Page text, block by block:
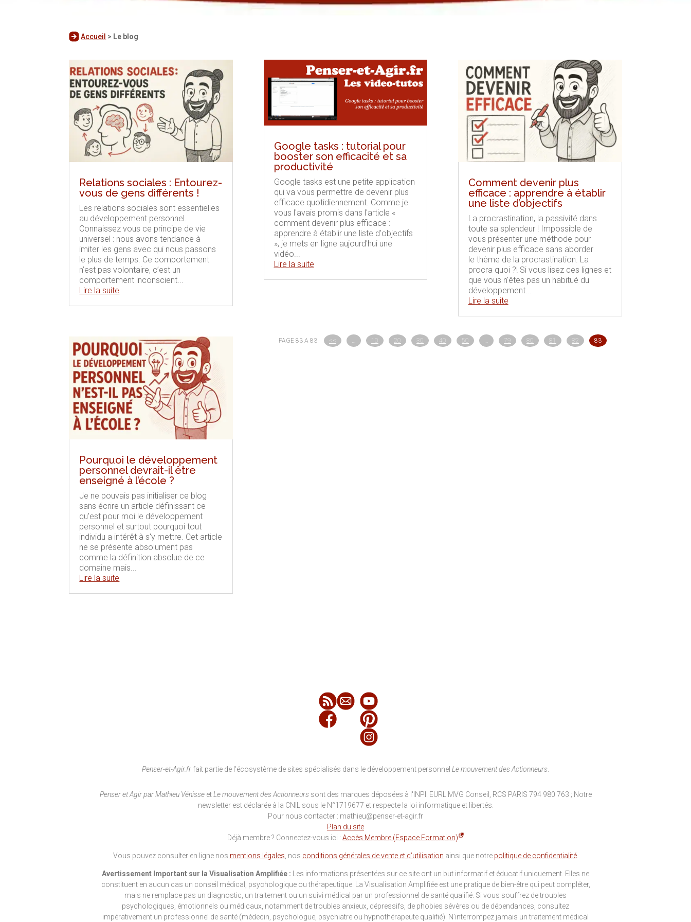
Accueil > Le blog
Relations sociales : Entourez-
vous de gens différents !
Les relations sociales sont essentielles
au développement personnel.
Connaissez vous ce principe de vie
universel : nous avons tendance à
imiter les gens avec qui nous passons
le plus de temps. Ce comportement
n’est pas volontaire, c’est un
comportement inconscient...
Lire la suite
Pourquoi le développement
personnel devrait-il être
enseigné à l’école ?
Je ne pouvais pas initialiser ce blog
sans écrire un article définissant ce
qu'est pour moi le développement
personnel et surtout pourquoi tout
individu a intérêt à s'y mettre. Cet article
ne se présente absolument pas
comme la définition absolue de ce
domaine mais...
Lire la suite
Google tasks : tutorial pour
booster son efficacité et sa
productivité
Google tasks est une petite application
qui va vous permettre de devenir plus
efficace quotidiennement. Comme je
vous l'avais promis dans l'article «
comment devenir plus efficace :
apprendre à établir une liste d'objectifs
», je mets en ligne aujourd'hui une
vidéo...
Lire la suite
Comment devenir plus
efficace : apprendre à établir
une liste d’objectifs
La procrastination, la passivité dans
toute sa splendeur ! Impossible de
vous présenter une méthode pour
devenir plus efficace sans aborder
le thème de la procrastination. La
procra quoi ?! Si vous lisez ces lignes et
que vous n'êtes pas un habitué du
développement...
Lire la suite
PAGE 83 A 83 << … 10 20 30 40 50 … 79 80 81 82 83
Penser-et-Agir.fr fait partie de l'écosystème de sites spécialisés dans le développement personnel Le mouvement des Actionneurs
Penser et Agir par Mathieu Vénisse et Le mouvement des Actionneurs sont des marques déposées à l'INPI. EURL MVG Conseil, RCS PARIS 794 980 763 ; Notre
newsletter est déclarée à la CNIL sous le N°1719677 et respecte la loi informatique et libertés.
Pour nous contacter : mathieu@penser-et-agir.fr
Plan du site
Déjà membre ? Connectez-vous ici : Accès Membre (Espace Formation)
Vous pouvez consulter en ligne nos mentions légales , nos conditions générales de vente et d’utilisation ainsi que notre politique de confidentialité.
Avertissement Important sur la Visualisation Amplifiée : Les informations présentées sur ce site ont un but informatif et éducatif uniquement. Elles ne
constituent en aucun cas un conseil médical, psychologique ou thérapeutique. La Visualisation Amplifiée est une pratique de bien-être qui peut compléter,
mais ne remplace pas un diagnostic, un traitement ou un suivi médical par un professionnel de santé qualifié. Si vous souffrez de troubles
psychologiques, émotionnels ou médicaux, notamment de troubles anxieux, dépressifs, de phobies sévères ou de dépendances, consultez
impérativement un professionnel de santé (médecin, psychologue, psychiatre ou hypnothérapeute qualifié). N’interrompez jamais un traitement médical